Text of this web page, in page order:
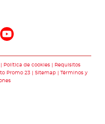
Política de cookies
Requisitos
Promo 23 Sitemap
Términos y